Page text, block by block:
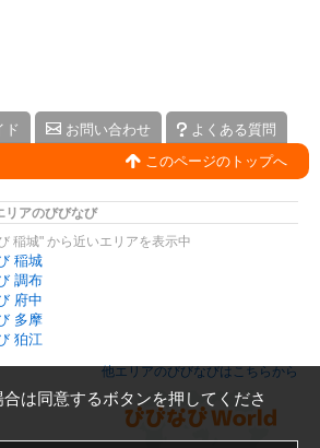
ド お問い合わせ
よくある質問
このページのトップへ
リアのびびなび
稲城" から近いエリアを表示中
稲城
調布
府中
多摩
狛江
他エリアのびびなびはこちらから
は同意するボタンを押してくださ